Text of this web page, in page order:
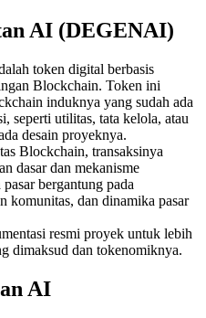
USDC sebagai jaminannya
AI (DEGENAI)
token digital berbasis
Blockchain. Token ini
induknya yang sudah ada
seperti utilitas, tata kelola, atau
desain proyeknya.
Blockchain, transaksinya
dasar dan mekanisme
bergantung pada
komunitas, dan dinamika pasar
resmi proyek untuk lebih
dimaksud dan tokenomiknya.
AI